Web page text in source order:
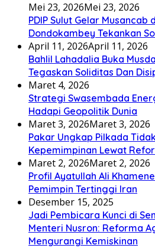
Mei 23, 2026Mei 23, 2026
PDIP Sulut Gelar Musancab
Dondokambey Tekankan
April 11, 2026April 11, 2026
Bahlil Lahadalia Buka
Tegaskan Soliditas Dan
Maret 4, 2026
Strategi Swasembada
Hadapi Geopolitik Dunia
Maret 3, 2026Maret 3, 2026
Pakar Ungkap Pilkada
Kepemimpinan Lewat
Maret 2, 2026Maret 2, 2026
Profil Ayatullah Ali
Pemimpin Tertinggi Iran
Desember 15, 2025
Jadi Pembicara Kunci di
Menteri Nusron: Reforma
Mengurangi Kemiskinan